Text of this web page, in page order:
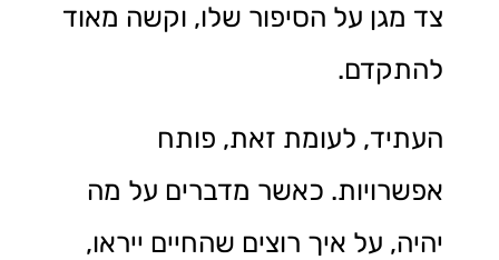
צד מגן על הסיפור שלו, וקשה מאוד
להתקדם.
העתיד, לעומת זאת, פותח
אפשרויות. כאשר מדברים על מה
יהיה, על איך רוצים שהחיים ייראו,